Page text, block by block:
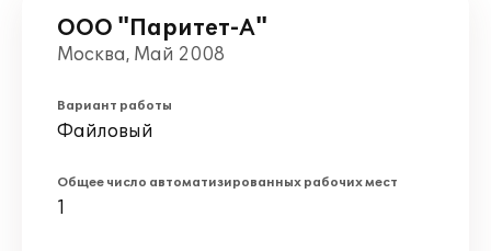
ООО "Паритет-А"
Москва, Май 2008
Вариант работы
Файловый
Общее число автоматизированных рабочих мест
1